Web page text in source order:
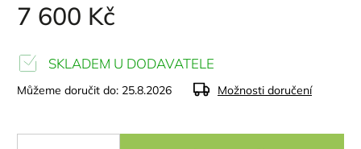
7 600 Kč
SKLADEM U DODAVATELE
Můžeme doručit do: 25.8.2026 Možnosti doručení